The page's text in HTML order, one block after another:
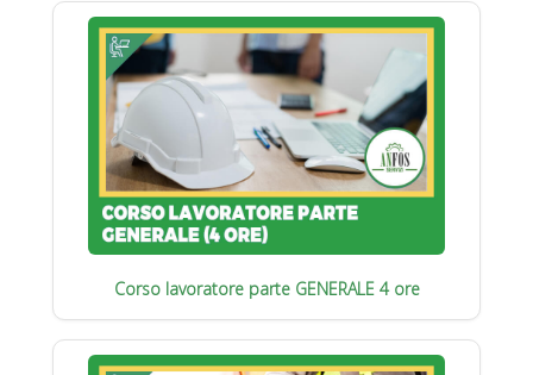
Corso lavoratore parte GENERALE 4 ore